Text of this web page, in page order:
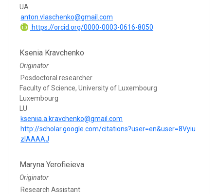
UA
anton.vlaschenko@gmail.com
https://orcid.org/0000-0003-0616-8050
Ksenia Kravchenko
Originator
Posdoctoral researcher
Faculty of Science, University of Luxembourg
Luxembourg
LU
kseniia.a.kravchenko@gmail.com
http://scholar.google.com/citations?user=en&user=8Vyiu
zIAAAAJ
Maryna Yerofieieva
Originator
Research Assistant